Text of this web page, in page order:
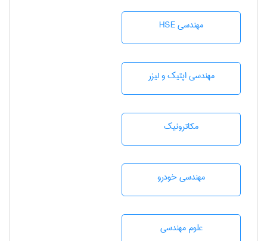
مهندسی HSE
مهندسی اپتیک و لیزر
مکاترونیک
مهندسی خودرو
علوم مهندسی